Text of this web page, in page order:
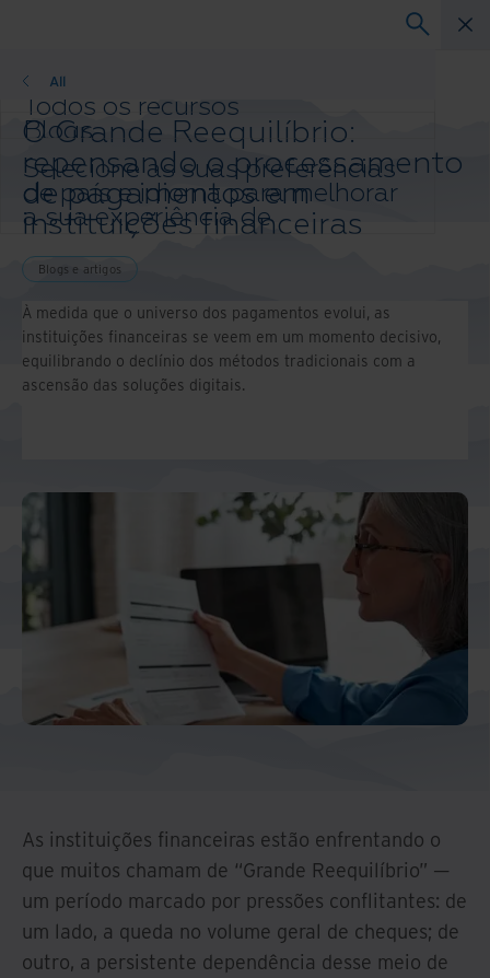
Todos os recursos
Blogs
Histórias de sucesso de clientes
Guias de soluções
Webinars
Whitepaper
All
Selecione as suas preferências
de país e idioma para melhorar
a sua experiência de
navegação.
Altere sua região e idioma
Asia-Pacific and India
Europe and Southern Africa
Latin America
Middle East North Africa And Turkey
North America
Blogs
O Grande Reequilíbrio:
repensando o processamento
de pagamentos em
instituições financeiras
Blogs e artigos
À medida que o universo dos pagamentos evolui, as
instituições financeiras se veem em um momento decisivo,
equilibrando o declínio dos métodos tradicionais com a
ascensão das soluções digitais.
As instituições financeiras estão enfrentando o
que muitos chamam de “Grande Reequilíbrio” —
um período marcado por pressões conflitantes: de
um lado, a queda no volume geral de cheques; de
outro, a persistente dependência desse meio de